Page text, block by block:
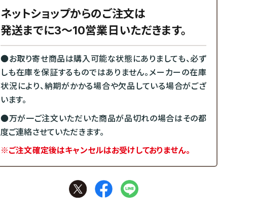
ネットショップからのご注文は
発送までに3～10営業日いただきます。
●お取り寄せ商品は購入可能な状態にありましても、必ず
しも在庫を保証するものではありません。メーカーの在庫
状況により、納期がかかる場合や欠品している場合がござ
います。
●万が一ご注文いただいた商品が品切れの場合はその都
度ご連絡させていただきます。
※ご注文確定後はキャンセルはお受けしておりません。